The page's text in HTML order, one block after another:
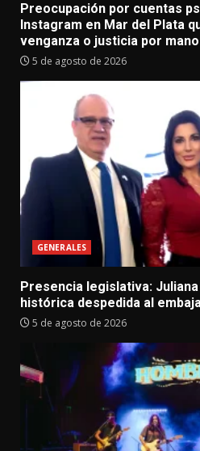
Preocupación por cuentas
Instagram en Mar del Plata
venganza o justicia por
5 de agosto de 2026
GENERALES
Presencia legislativa:
histórica despedida al
5 de agosto de 2026